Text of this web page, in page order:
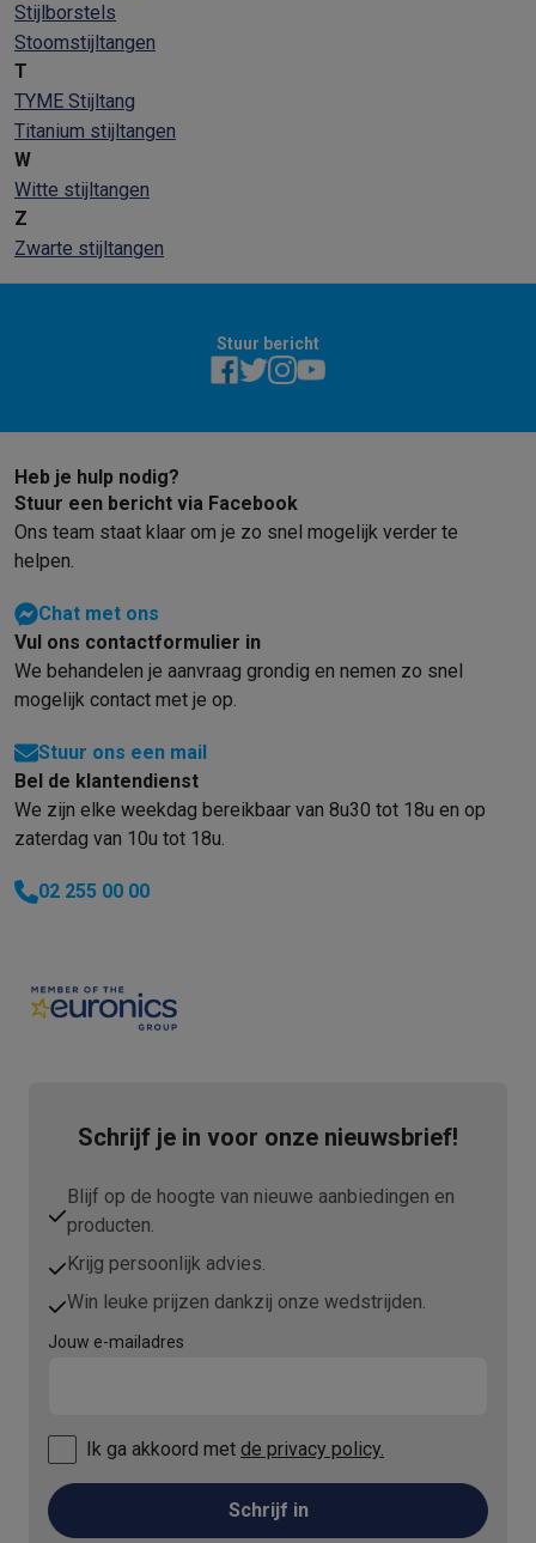
Stijlborstels
Stoomstijltangen
T
TYME Stijltang
Titanium stijltangen
W
Witte stijltangen
Z
Zwarte stijltangen
Stuur bericht
Heb je hulp nodig?
Stuur een bericht via Facebook
Ons team staat klaar om je zo snel mogelijk verder te
helpen.
Chat met ons
Vul ons contactformulier in
We behandelen je aanvraag grondig en nemen zo snel
mogelijk contact met je op.
Stuur ons een mail
Bel de klantendienst
We zijn elke weekdag bereikbaar van 8u30 tot 18u en op
zaterdag van 10u tot 18u.
02 255 00 00
Schrijf je in voor onze nieuwsbrief!
Blijf op de hoogte van nieuwe aanbiedingen en
producten.
Krijg persoonlijk advies.
Win leuke prijzen dankzij onze wedstrijden.
Jouw e-mailadres
Ik ga akkoord met de privacy policy.
Schrijf in